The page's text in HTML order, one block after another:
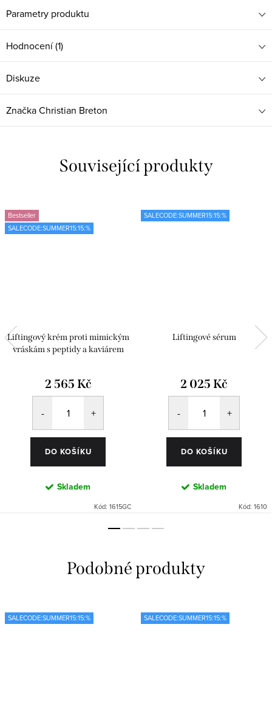
Parametry produktu
Hodnocení (1)
Diskuze
ZnačkaChristian Breton
Související produkty
Bestseller
SALECODE:SUMMER15:15:%
Liftingový krém proti mimickým
vráskám s peptidy a kaviárem
2 565 Kč
DO KOŠÍKU
Skladem
Kód: 1615GC
SALECODE:SUMMER15:15:%
Liftingové sérum
2 025 Kč
DO KOŠÍKU
Skladem
Kód: 1610
SALECODE:SUMMER15:15:% SALECODE:SUMMER15:15:%